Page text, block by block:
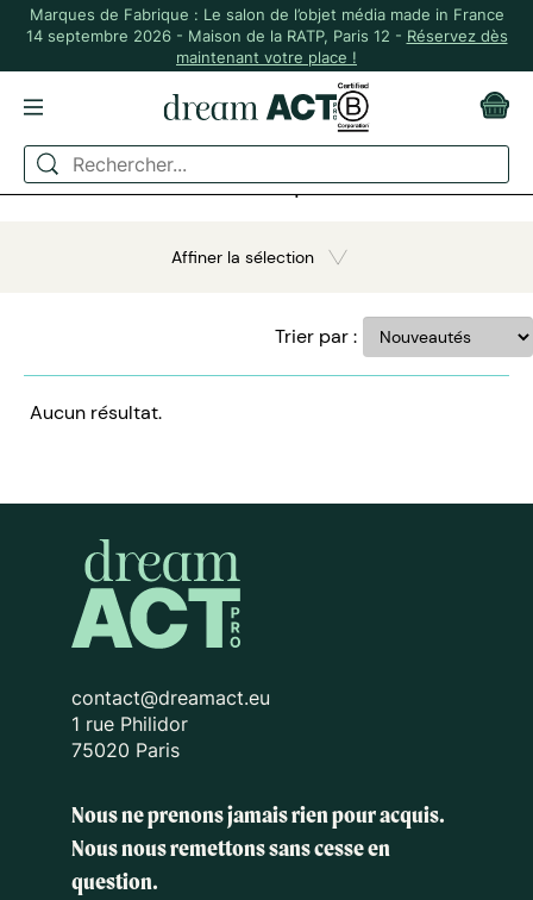
Marques de Fabrique : Le salon de l’objet média made in France
14 septembre 2026 - Maison de la RATP, Paris 12 - Réservez dès
maintenant votre place !
ACCUEIL
Recherche : attache masque
Affiner la sélection
Trier par :
Aucun résultat.
contact@dreamact.eu
1 rue Philidor
75020 Paris
Nous ne prenons jamais rien pour acquis.
Nous nous remettons sans cesse en
question.